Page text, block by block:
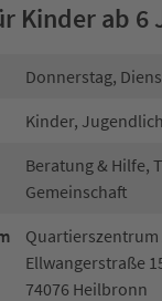
Kinder ab 6
Donnerstag,
Kinder,
Beratung & Hilfe,
Gemeinschaft
Ellwangerstraße
74076 Heilbronn